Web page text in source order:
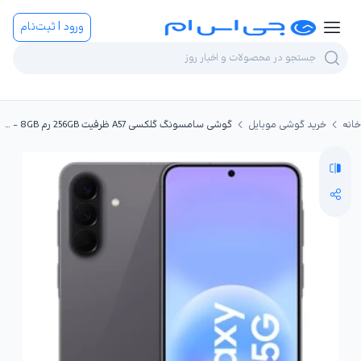
ورود | ثبت‌نام
خانه خرید گوشی موبایل گوشی سامسونگ گلکسی A57 ظرفیت 256GB رم 8GB - ویتنام